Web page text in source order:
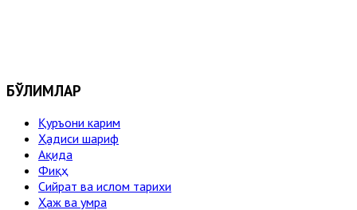
БЎЛИМЛАР
Қуръони карим
Ҳадиси шариф
Ақида
Фиқҳ
Сийрат ва ислом тарихи
Ҳаж ва умра